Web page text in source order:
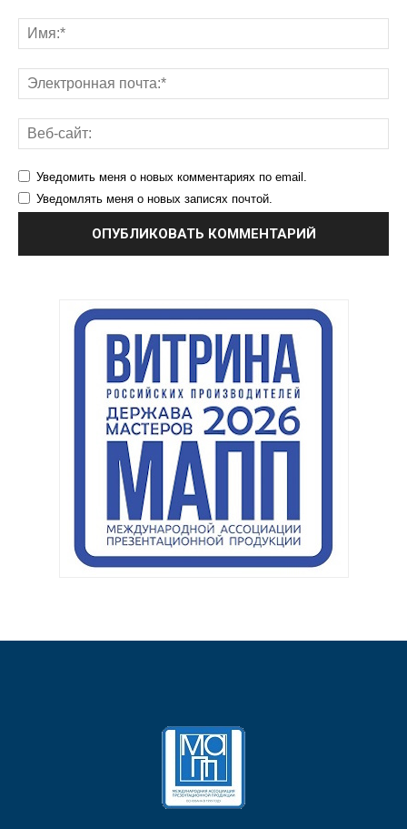
Уведомить меня о новых комментариях по email.
Уведомлять меня о новых записях почтой.